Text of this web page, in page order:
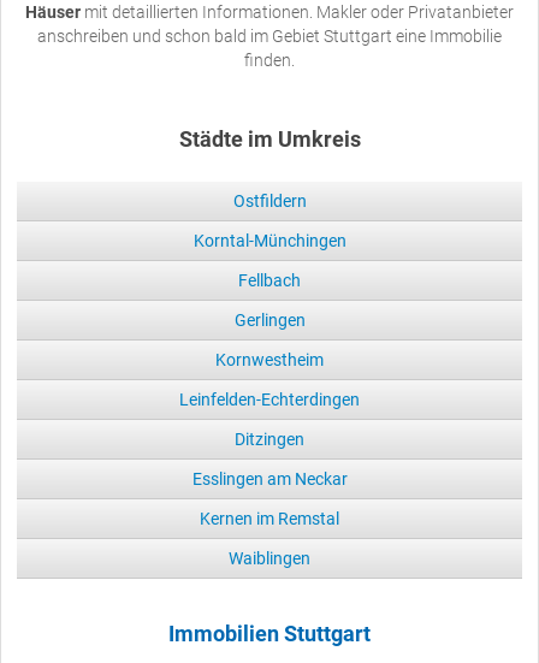
Häuser mit detaillierten Informationen. Makler oder Privatanbieter
anschreiben und schon bald im Gebiet Stuttgart eine Immobilie
finden.
Städte im Umkreis
Ostfildern
Korntal-Münchingen
Fellbach
Gerlingen
Kornwestheim
Leinfelden-Echterdingen
Ditzingen
Esslingen am Neckar
Kernen im Remstal
Waiblingen
Immobilien Stuttgart